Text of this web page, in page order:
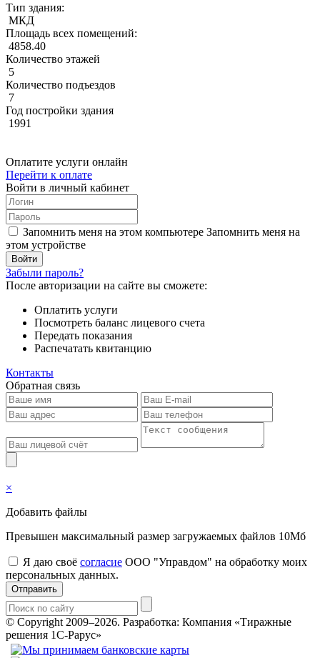
Тип здания:
МКД
Площадь всех помещений:
4858.40
Количество этажей
5
Количество подъездов
7
Год постройки здания
1991
Оплатите услуги онлайн
Перейти к оплате
Войти в личный кабинет
Запомнить меня на этом компьютере Запомнить меня на
этом устройстве
Забыли пароль?
После авторизации на сайте вы сможете:
Оплатить услуги
Посмотреть баланс лицевого счета
Передать показания
Распечатать квитанцию
Контакты
Обратная связь
×
Добавить файлы
Превышен максимальный размер загружаемых файлов 10Мб
Я даю своё согласие ООО "Управдом" на обработку моих
персональных данных.
Отправить
© Copyright 2009–2026. Разработка: Компания «Тиражные
решения 1С-Рарус»